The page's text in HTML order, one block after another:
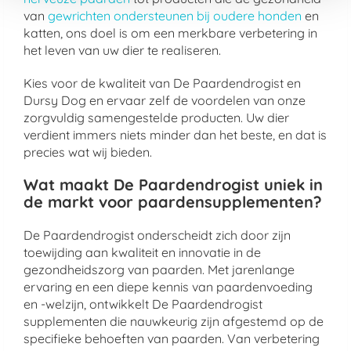
van gewrichten ondersteunen bij oudere honden en
katten, ons doel is om een merkbare verbetering in
het leven van uw dier te realiseren.
Kies voor de kwaliteit van De Paardendrogist en
Dursy Dog en ervaar zelf de voordelen van onze
zorgvuldig samengestelde producten. Uw dier
verdient immers niets minder dan het beste, en dat is
precies wat wij bieden.
Wat maakt De Paardendrogist uniek in
de markt voor paardensupplementen?
De Paardendrogist onderscheidt zich door zijn
toewijding aan kwaliteit en innovatie in de
gezondheidszorg van paarden. Met jarenlange
ervaring en een diepe kennis van paardenvoeding
en -welzijn, ontwikkelt De Paardendrogist
supplementen die nauwkeurig zijn afgestemd op de
specifieke behoeften van paarden. Van verbetering